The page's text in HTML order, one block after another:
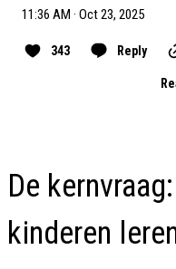
11:36 AM · Oct 23, 2025
343 Reply
De
kinderen